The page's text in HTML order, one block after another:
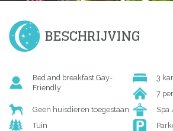
BESCHRIJVING
Bed and breakfast Gay-
Friendly
3
7
Geen huisdieren toegestaan
Spa
Tuin